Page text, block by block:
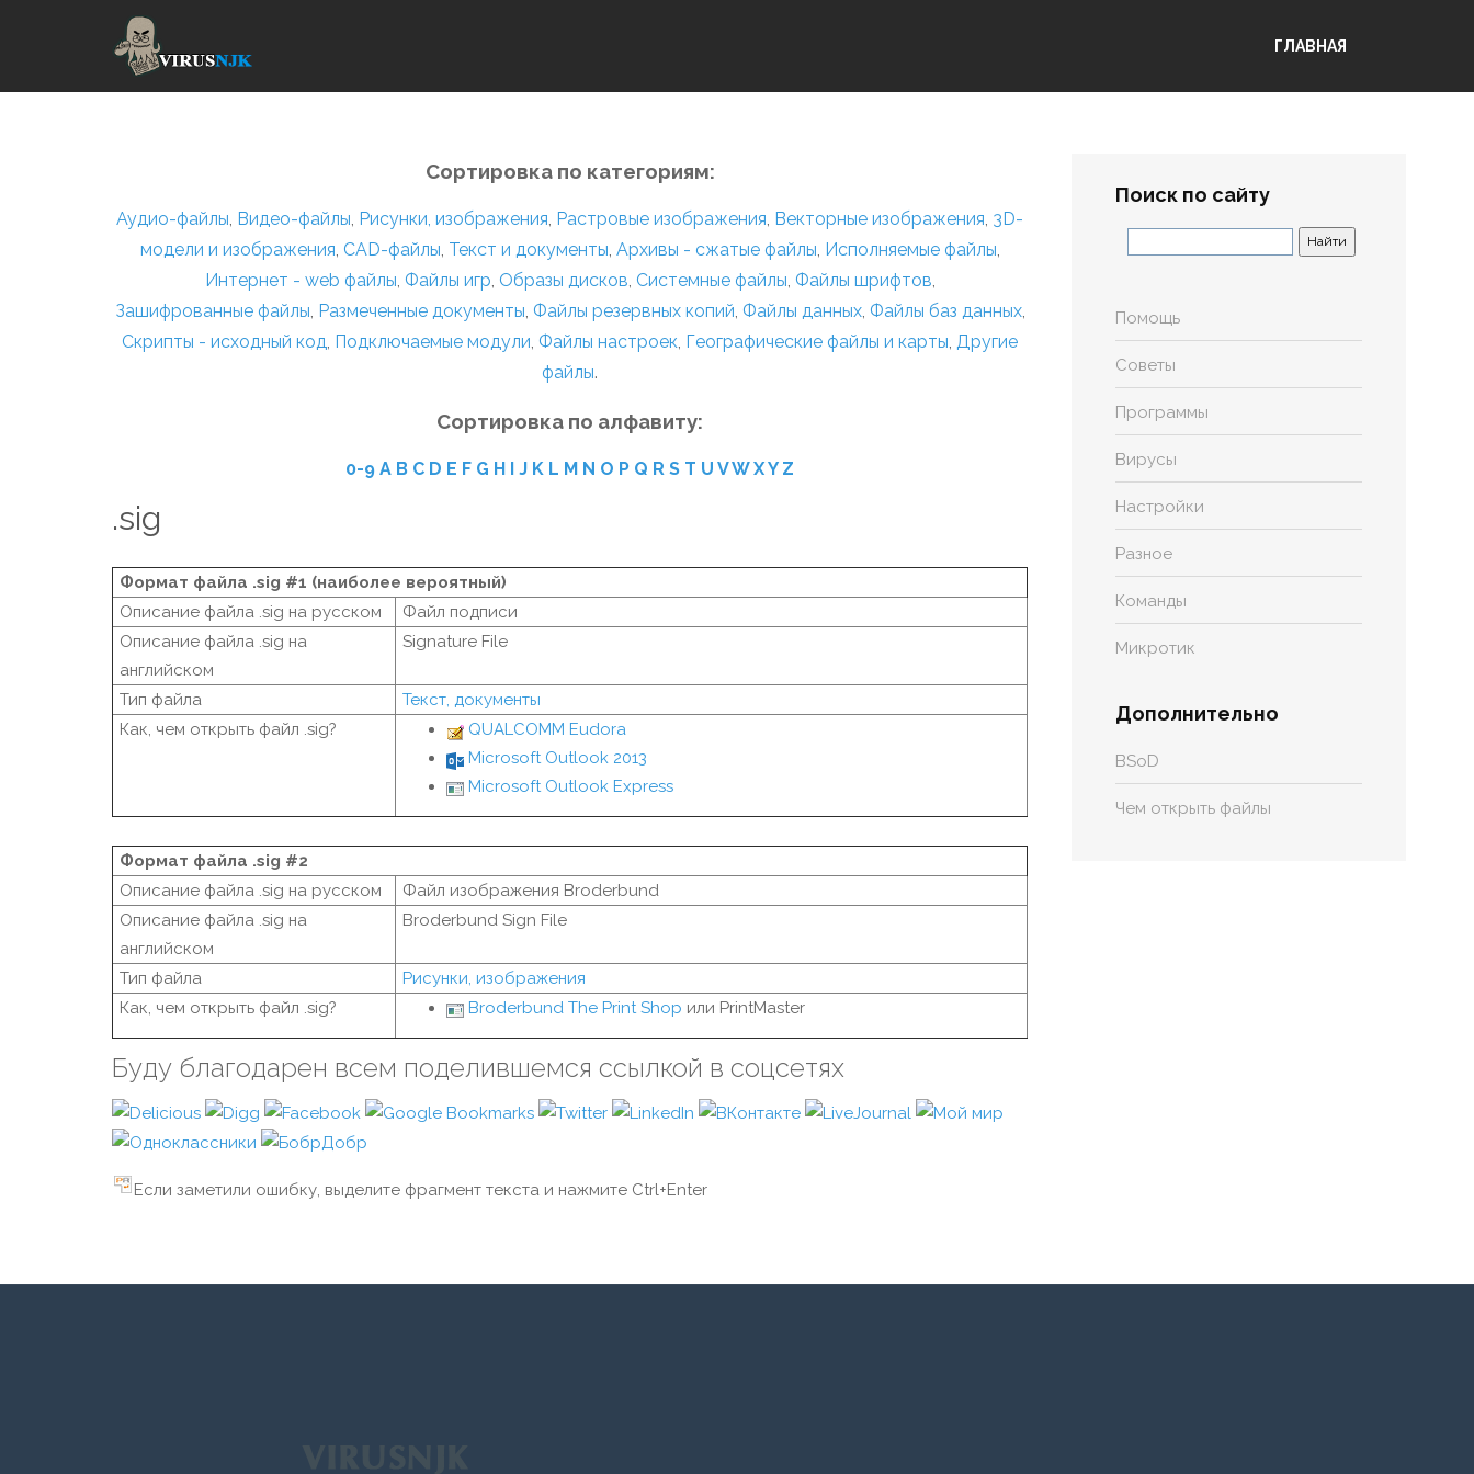
ГЛАВНАЯ
Сортировка по категориям:
Аудио-файлы, Видео-файлы, Рисунки, изображения, Растровые изображения, Векторные изображения, 3D-
модели и изображения, CAD-файлы, Текст и документы, Архивы - сжатые файлы, Исполняемые файлы,
Интернет - web файлы, Файлы игр, Образы дисков, Системные файлы, Файлы шрифтов,
Зашифрованные файлы, Размеченные документы, Файлы резервных копий, Файлы данных, Файлы баз данных,
Скрипты - исходный код, Подключаемые модули, Файлы настроек, Географические файлы и карты, Другие
файлы.
Сортировка по алфавиту:
0-9 A B C D E F G H I J K L M N O P Q R S T U VW XY Z
.sig
Формат файла .sig #1 (наиболее вероятный)
Описание файла .sig на русском
Файл подписи
Описание файла .sig на
английском
Signature File
Тип файла
Текст, документы
Как, чем открыть файл .sig?
QUALCOMM Eudora
Microsoft Outlook 2013
Microsoft Outlook Express
Формат файла .sig #2
Описание файла .sig на русском
Файл изображения Broderbund
Описание файла .sig на
английском
Broderbund Sign File
Тип файла
Рисунки, изображения
Как, чем открыть файл .sig?
Broderbund The Print Shop или PrintMaster
Буду благодарен всем поделившемся ссылкой в соцсетях
Если заметили ошибку, выделите фрагмент текста и нажмите Ctrl+Enter
Поиск по сайту
Помощь
Советы
Программы
Вирусы
Настройки
Разное
Команды
Микротик
Дополнительно
BSoD
Чем открыть файлы